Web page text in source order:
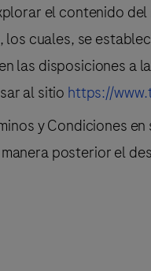
el contenido
cuales, se
las disposiciones a
al sitio https://
y Condiciones
posterior el